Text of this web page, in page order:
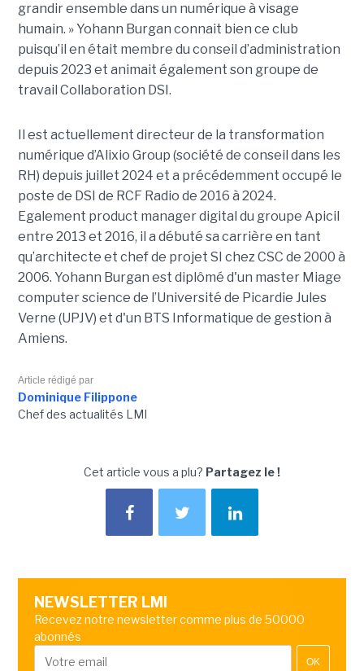
grandir ensemble dans un numérique à visage
humain. »Yohann Burgan connait bien ce club
puisqu’il en était membre du conseil d’administration
depuis 2023 et animait également son groupe de
travail Collaboration DSI.
Il est actuellement directeur de la transformation
numérique d’Alixio Group (société de conseil dans les
RH) depuis juillet 2024 et a précédemment occupé le
poste de DSI de RCF Radio de 2016 à 2024.
Egalement product manager digital du groupe Apicil
entre 2013 et 2016, il a débuté sa carrière en tant
qu’architecte et chef de projet SI chez CSC de 2000 à
2006. Yohann Burgan est diplômé d'un master Miage
computer science de l’Université de Picardie Jules
Verne (UPJV) et d'un BTS Informatique de gestion à
Amiens.
Article rédigé par
Dominique Filippone
Chef des actualités LMI
Cet article vous a plu? Partagez le !
NEWSLETTER LMI
Recevez notre newsletter comme plus de 50000
abonnés
OK